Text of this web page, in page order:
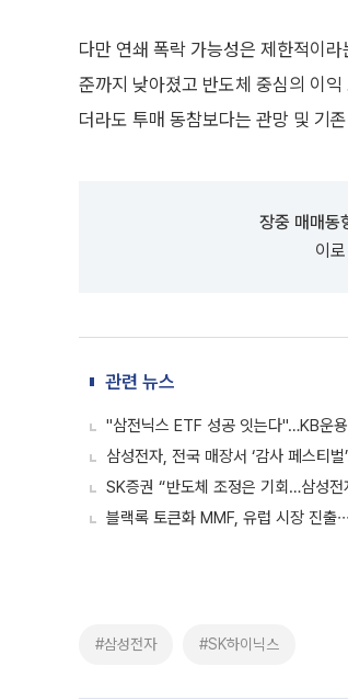
다만 연쇄 폭락 가능성은 제한적이
준까지 낮아졌고 반도체 중심의 이
더라도 투매 동참보다는 관망 및 기
장중 매매동
이
관련 뉴스
"삼전닉스 ETF 성공 잇는다"…KB운
삼성전자, 전국 매장서 ‘감사 페스티
SK증권 “반도체 조정은 기회…삼성
블랙록 토큰화 MMF, 유럽 시장 진출
#삼성전자 #SK하이닉스